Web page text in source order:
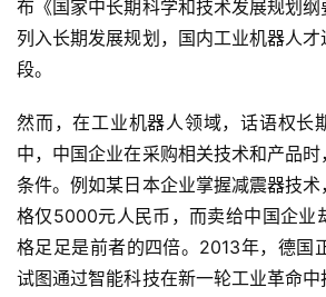
布《国家中长期科学和技术发展规划
列入长期发展规划，国内工业机器人
段。
然而，在工业机器人领域，话语权长
中，中国企业在采购相关技术和产品
条件。例如某日本企业掌握减震器技
格仅5000元人民币，而卖给中国企业
格足足是前者的四倍。2013年，德国
试图通过智能科技在新一轮工业革命